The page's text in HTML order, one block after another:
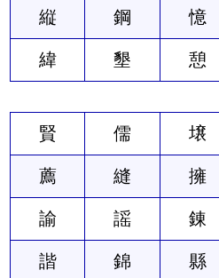
縦 鋼 憶
緯 墾 憩
賢 儒 壌
薦 縫 擁
諭 謡 錬
諧 錦 縣